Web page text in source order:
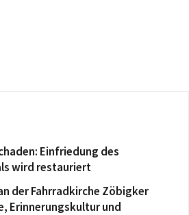
Einfriedung des
wird restauriert
der Fahrradkirche Zöbigker
Erinnerungskultur und